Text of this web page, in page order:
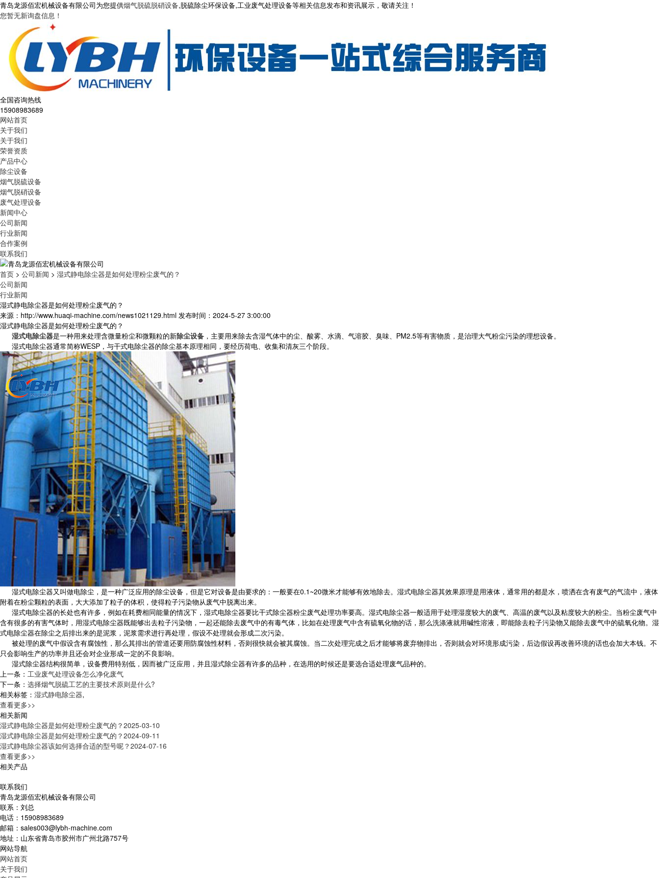
青岛龙源佰宏机械设备有限公司为您提供烟气脱硫脱硝设备,脱硫除尘环保设备,工业废气处理设备等相关信息发布和资讯展示，敬请关注！
您暂无新询盘信息！
全国咨询热线
15908983689
网站首页
关于我们
关于我们
荣誉资质
产品中心
除尘设备
烟气脱硫设备
烟气脱硝设备
废气处理设备
新闻中心
公司新闻
行业新闻
合作案例
联系我们
首页 > 公司新闻 > 湿式静电除尘器是如何处理粉尘废气的？
公司新闻
行业新闻
湿式静电除尘器是如何处理粉尘废气的？
来源：http://www.huaqi-machine.com/news1021129.html 发布时间：2024-5-27 3:00:00
湿式静电除尘器是如何处理粉尘废气的？
湿式电除尘器是一种用来处理含微量粉尘和微颗粒的新除尘设备 ，主要用来除去含湿气体中的尘、酸雾、水滴、气溶胶、臭味、PM2.5等有害物质，是治理大气粉尘污染的理想设备。
湿式电除尘器通常简称WESP，与干式电除尘器的除尘基本原理相同，要经历荷电、收集和清灰三个阶段。
湿式电除尘器又叫做电除尘，是一种广泛应用的除尘设备，但是它对设备是由要求的：一般要在0.1~20微米才能够有效地除去。湿式电除尘器其效果原理是用液体，通常用的都是水，喷洒在含有废气的气流中，液体
附着在粉尘颗粒的表面，大大添加了粒子的体积，使得粒子污染物从废气中脱离出来。
湿式电除尘器的长处也有许多，例如在耗费相同能量的情况下，湿式电除尘器要比干式除尘器粉尘废气处理功率要高。湿式电除尘器一般适用于处理湿度较大的废气、高温的废气以及粘度较大的粉尘。当粉尘废气中
含有很多的有害气体时，用湿式电除尘器既能够出去粒子污染物，一起还能除去废气中的有毒气体，比如在处理废气中含有硫氧化物的话，那么洗涤液就用碱性溶液，即能除去粒子污染物又能除去废气中的硫氧化物。湿
式电除尘器在除尘之后排出来的是泥浆，泥浆需求进行再处理，假设不处理就会形成二次污染。
被处理的废气中假设含有腐蚀性，那么其排出的管道还要用防腐蚀性材料，否则很快就会被其腐蚀。当二次处理完成之后才能够将废弃物排出，否则就会对环境形成污染，后边假设再改善环境的话也会加大本钱。不
只会影响生产的功率并且还会对企业形成一定的不良影响。
湿式除尘器结构很简单，设备费用特别低，因而被广泛应用，并且湿式除尘器有许多的品种，在选用的时候还是要选合适处理废气品种的。
上一条： 工业废气处理设备怎么净化废气
下一条： 选择烟气脱硫工艺的主要技术原则是什么?
相关标签： 湿式静电除尘器,
查看更多>>
相关新闻
湿式静电除尘器是如何处理粉尘废气的？2025-03-10
湿式静电除尘器是如何处理粉尘废气的？2024-09-11
湿式静电除尘器该如何选择合适的型号呢？2024-07-16
查看更多>>
相关产品
联系我们
青岛龙源佰宏机械设备有限公司
联系：刘总
电话：15908983689
邮箱：sales003@lybh-machine.com
地址：山东省青岛市胶州市广州北路757号
网站导航
网站首页
关于我们